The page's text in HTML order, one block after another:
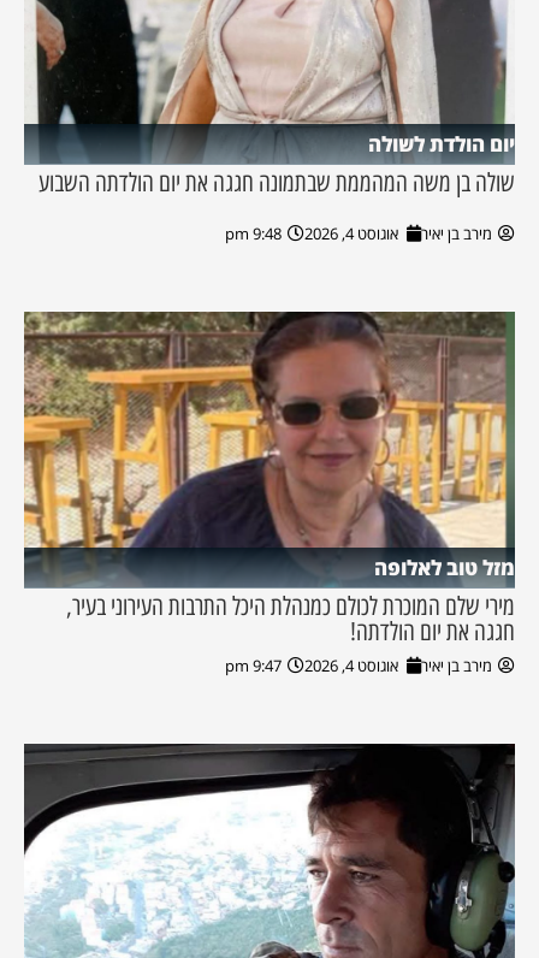
יום הולדת לשולה
שולה בן משה המהממת שבתמונה חגגה את יום הולדתה השבוע
מירב בן יאיר אוגוסט 4, 2026 9:48 pm
מזל טוב לאלופה
מירי שלם המוכרת לכולם כמנהלת היכל התרבות העירוני בעיר,
חגגה את יום הולדתה!
מירב בן יאיר אוגוסט 4, 2026 9:47 pm